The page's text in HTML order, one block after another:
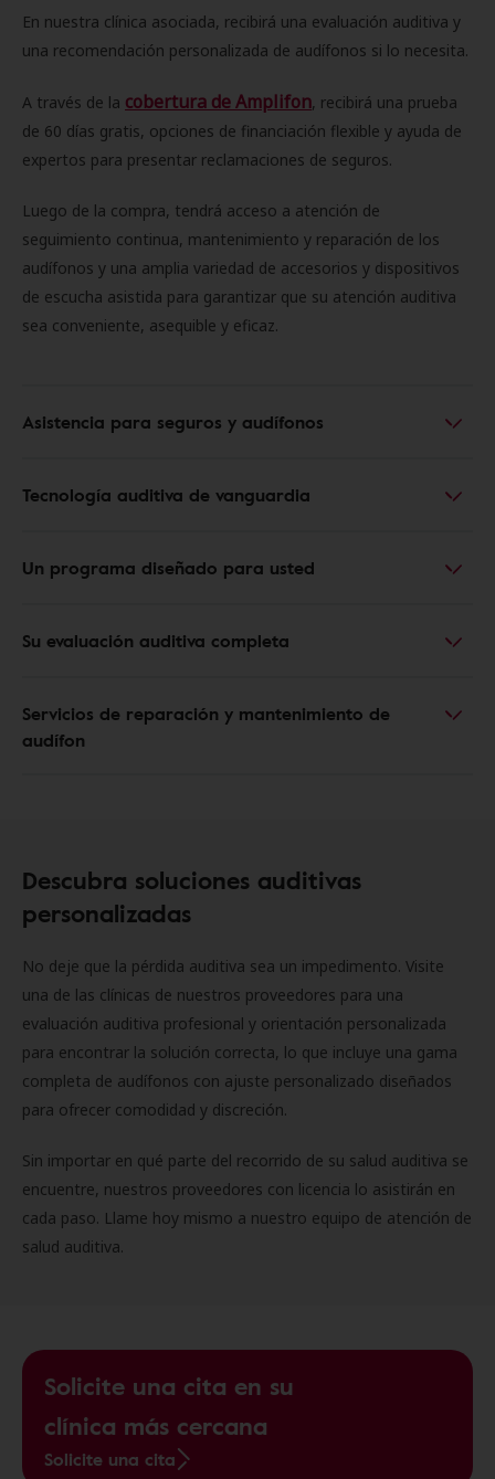
En nuestra clínica asociada, recibirá una evaluación auditiva y
una recomendación personalizada de audífonos si lo necesita.
A través de la cobertura de Amplifon, recibirá una prueba
de 60 días gratis, opciones de financiación flexible y ayuda de
expertos para presentar reclamaciones de seguros.
Luego de la compra, tendrá acceso a atención de
seguimiento continua, mantenimiento y reparación de los
audífonos y una amplia variedad de accesorios y dispositivos
de escucha asistida para garantizar que su atención auditiva
sea conveniente, asequible y eficaz.
Asistencia para seguros y audífonos
Tecnología auditiva de vanguardia
Un programa diseñado para usted
Su evaluación auditiva completa
Servicios de reparación y mantenimiento de
audífon
Descubra soluciones auditivas
personalizadas
No deje que la pérdida auditiva sea un impedimento. Visite
una de las clínicas de nuestros proveedores para una
evaluación auditiva profesional y orientación personalizada
para encontrar la solución correcta, lo que incluye una gama
completa de audífonos con ajuste personalizado diseñados
para ofrecer comodidad y discreción.
Sin importar en qué parte del recorrido de su salud auditiva se
encuentre, nuestros proveedores con licencia lo asistirán en
cada paso. Llame hoy mismo a nuestro equipo de atención de
salud auditiva.
Solicite una cita en su
clínica más cercana
Solicite una cita